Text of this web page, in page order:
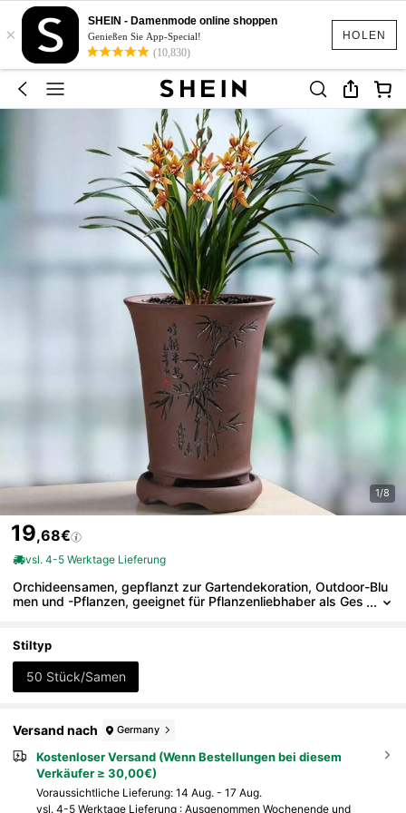
HOLEN
×
SHEIN - Damenmode online shoppen
Genießen Sie App-Special!
(10,830)
1/8
19,68€
vsl. 4-5 Werktage Lieferung
Orchideensamen, gepflanzt zur Gartendekoration, Outdoor-Blu
men und -Pflanzen, geeignet für Pflanzenliebhaber als Ges
Stiltyp
50 Stück/Samen
Versand nach Germany
Kostenloser Versand (Wenn Bestellungen bei diesem
Verkäufer ≥ 30,00€)
Voraussichtliche Lieferung: 14 Aug. - 17 Aug.
vsl. 4-5 Werktage Lieferung : Ausgenommen Wochenende und